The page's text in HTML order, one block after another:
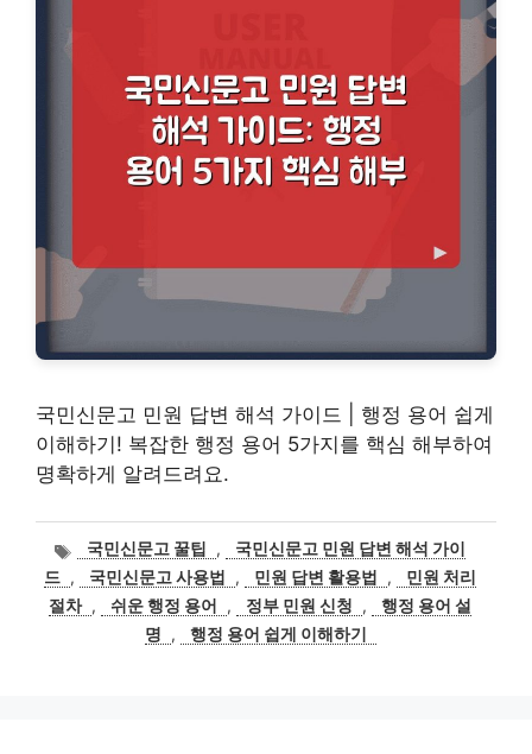
국민신문고 민원 답변 해석 가이드 | 행정 용어 쉽게
이해하기! 복잡한 행정 용어 5가지를 핵심 해부하여
명확하게 알려드려요.
태
그
국민신문고 꿀팁 ,
국민신문고 민원 답변 해석 가이
드 , 국민신문고 사용법 , 민원 답변 활용법 ,
민원 처리
절차 , 쉬운 행정 용어 , 정부 민원 신청 ,
행정 용어 설
명
, 행정 용어 쉽게 이해하기